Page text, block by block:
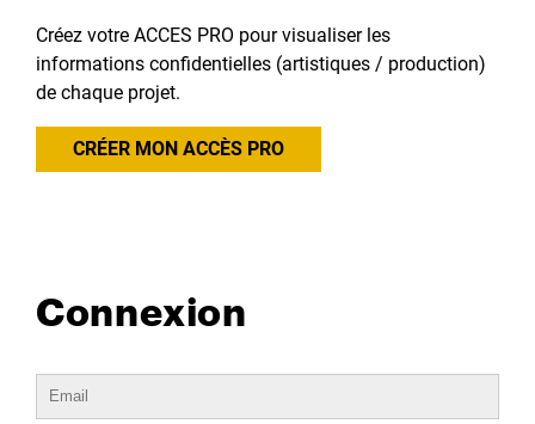
Créez votre ACCES PRO pour visualiser les
informations confidentielles (artistiques / production)
de chaque projet.
CRÉER MON ACCÈS PRO
Connexion